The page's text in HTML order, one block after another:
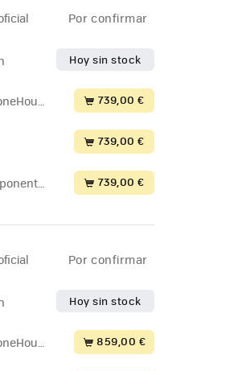
Por confirmar
Hoy sin stock
739,00 €
739,00 €
739,00 €
Por confirmar
Hoy sin stock
859,00 €